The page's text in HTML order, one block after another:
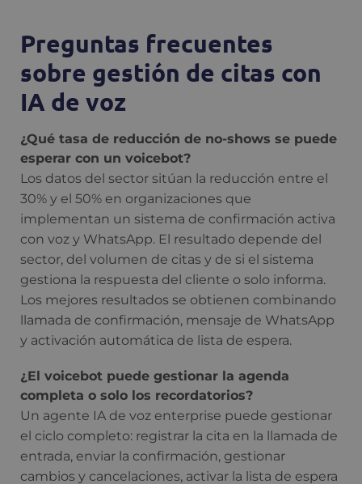
Preguntas frecuentes
sobre gestión de citas con
IA de voz
¿Qué tasa de reducción de no-shows se puede
esperar con un voicebot?
Los datos del sector sitúan la reducción entre el
30% y el 50% en organizaciones que
implementan un sistema de confirmación activa
con voz y WhatsApp. El resultado depende del
sector, del volumen de citas y de si el sistema
gestiona la respuesta del cliente o solo informa.
Los mejores resultados se obtienen combinando
llamada de confirmación, mensaje de WhatsApp
y activación automática de lista de espera.
¿El voicebot puede gestionar la agenda
completa o solo los recordatorios?
Un agente IA de voz enterprise puede gestionar
el ciclo completo: registrar la cita en la llamada de
entrada, enviar la confirmación, gestionar
cambios y cancelaciones, activar la lista de espera